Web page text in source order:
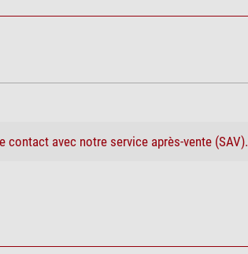
contact avec notre service après-vente (SAV).